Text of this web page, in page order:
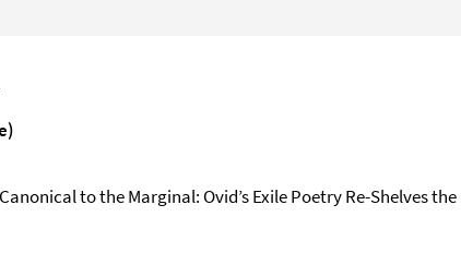
to the Marginal: Ovid’s Exile Poetry Re-Shelves the